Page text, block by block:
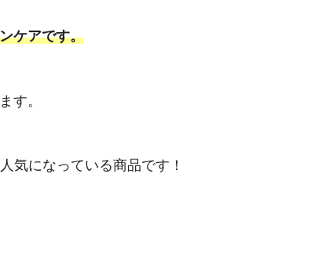
ケアです。
す。
気になっている商品です！